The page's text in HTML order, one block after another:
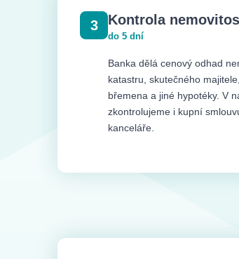
3 Kontrola
do 5 dní
Banka dělá cenový odhad
katastru, skutečného
břemena a jiné hypotéky. V
zkontrolujeme i kupní
kanceláře.